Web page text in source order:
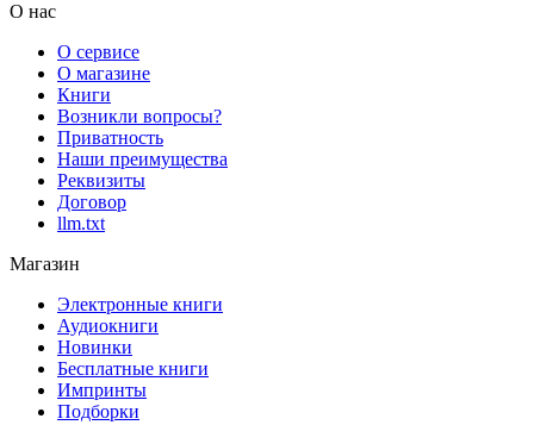
О нас
О сервисе
О магазине
Книги
Возникли вопросы?
Приватность
Наши преимущества
Реквизиты
Договор
llm.txt
Магазин
Электронные книги
Аудиокниги
Новинки
Бесплатные книги
Импринты
Подборки